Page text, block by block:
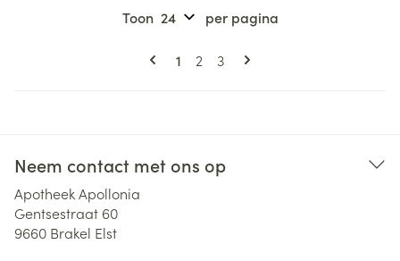
Pagina's
U lees momenteel pagina
1 Pagina
2 Pagina
3
Toon per pagina
Neem contact met ons op
Apotheek Apollonia
Gentsestraat 60
9660 Brakel Elst